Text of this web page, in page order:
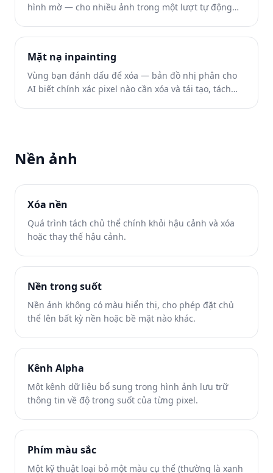
hình mờ — cho nhiều ảnh trong một lượt tự động
Mặt nạ inpainting
Vùng bạn đánh dấu để xóa — bản đồ nhị phân cho
AI biết chính xác pixel nào cần xóa và tái tạo, tách
Nền ảnh
Xóa nền
Quá trình tách chủ thể chính khỏi hậu cảnh và xóa
hoặc thay thế hậu cảnh.
Nền trong suốt
Nền ảnh không có màu hiển thị, cho phép đặt chủ
thể lên bất kỳ nền hoặc bề mặt nào khác.
Kênh Alpha
Một kênh dữ liệu bổ sung trong hình ảnh lưu trữ
thông tin về độ trong suốt của từng pixel.
Phím màu sắc
Một kỹ thuật loại bỏ một màu cụ thể (thường là xanh